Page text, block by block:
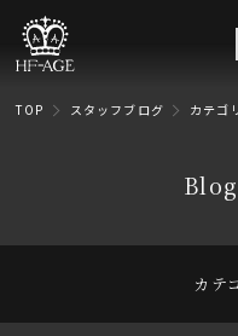
TOP スタッフブログ カテゴ
Blog
カテ